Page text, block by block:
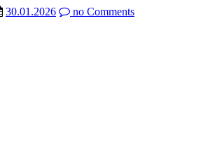
30.01.2026 no Comments